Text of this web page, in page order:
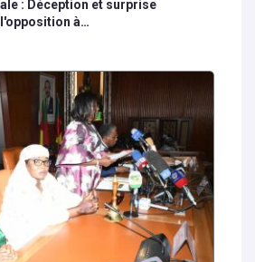
: Déception et surprise
à…